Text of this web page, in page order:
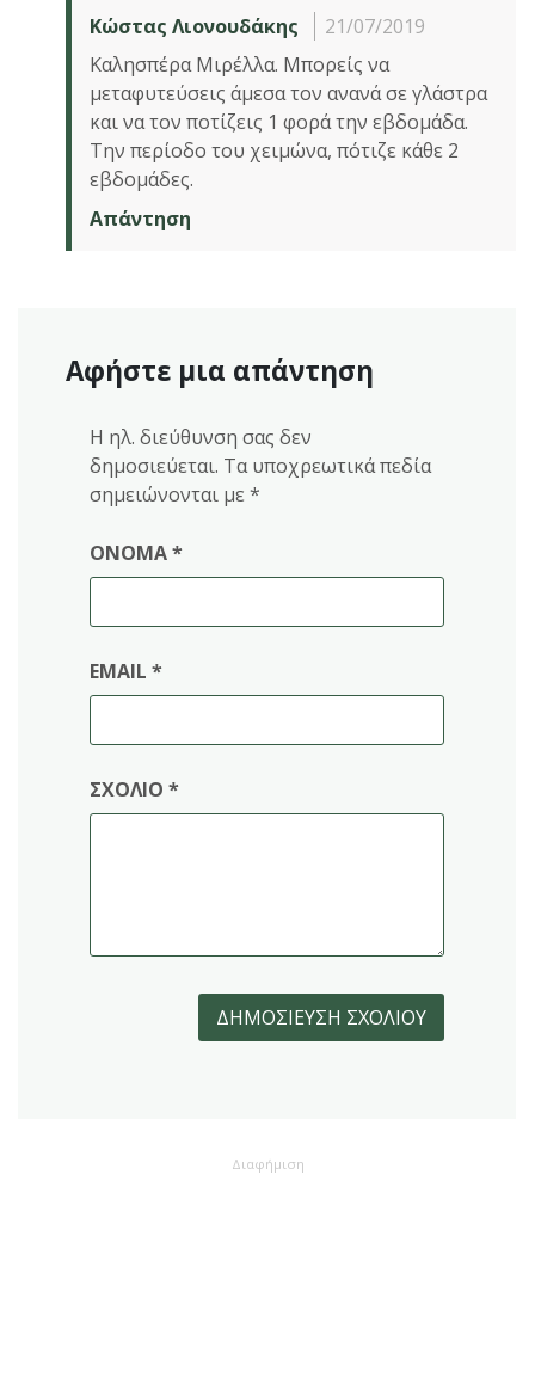
Κώστας Λιονουδάκης
21/07/2019
Καλησπέρα Μιρέλλα. Μπορείς να
μεταφυτεύσεις άμεσα τον ανανά σε γλάστρα
και να τον ποτίζεις 1 φορά την εβδομάδα.
Την περίοδο του χειμώνα, πότιζε κάθε 2
εβδομάδες.
Απάντηση
Αφήστε μια απάντηση
Η ηλ. διεύθυνση σας δεν
δημοσιεύεται. Τα υποχρεωτικά πεδία
σημειώνονται με *
ΌΝΟΜΑ*
EMAIL *
ΣΧΌΛΙΟ *
Διαφήμιση